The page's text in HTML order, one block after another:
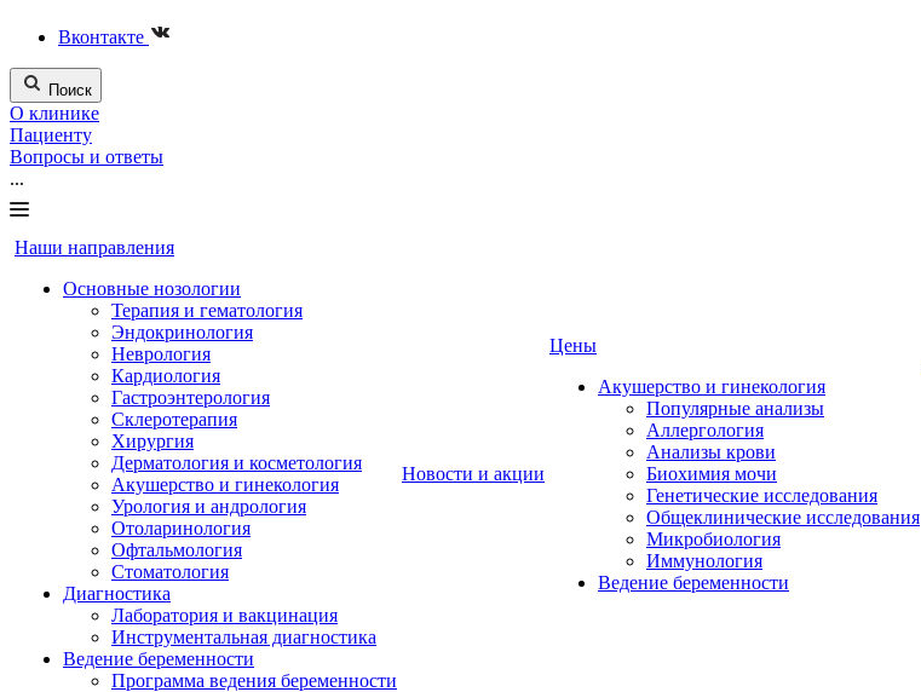
Вконтакте
Поиск
О клинике
Пациенту
Вопросы и ответы
...
Наши направления
Основные нозологии
Терапия и гематология
Эндокринология
Неврология
Кардиология
Гастроэнтерология
Склеротерапия
Хирургия
Дерматология и косметология
Акушерство и гинекология
Урология и андрология
Отоларинология
Офтальмология
Стоматология
Диагностика
Лаборатория и вакцинация
Инструментальная диагностика
Ведение беременности
Программа ведения беременности
Новости и акции
Цены
Акушерство и гинекология
Популярные анализы
Аллергология
Анализы крови
Биохимия мочи
Генетические исследования
Общеклинические исследования
Микробиология
Иммунология
Ведение беременности